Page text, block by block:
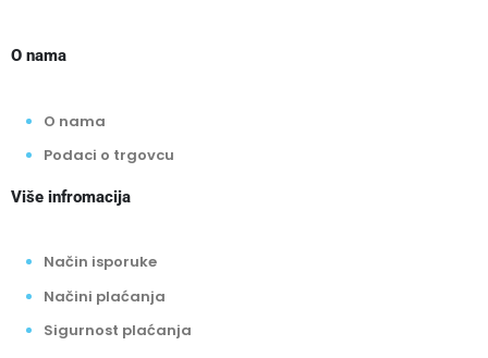
O nama
O nama
Podaci o trgovcu
Više infromacija
Način isporuke
Načini plaćanja
Sigurnost plaćanja